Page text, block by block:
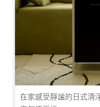
在家感受靜謐的日式清